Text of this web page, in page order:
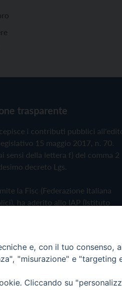
trasparente
i contributi pubblici
15 maggio 2017, n. 70.
sensi della lettera f) del comma 2
decreto Lgs.
la Fisc (Federazione Italiana
ha aderito allo IAP (Istituto
Cookie Policye, con il tuo consenso,
"misurazione" e
Cliccando su